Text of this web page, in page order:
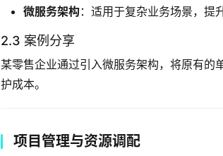
微服务架构：适用于复杂业务场景，提
2.3 案例分享
某零售企业通过引入微服务架构，将原有的
护成本。
项目管理与资源调配